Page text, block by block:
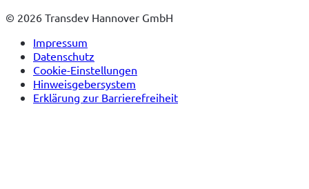
© 2026 Transdev Hannover GmbH
Impressum
Datenschutz
Cookie-Einstellungen
Hinweisgebersystem
Erklärung zur Barrierefreiheit